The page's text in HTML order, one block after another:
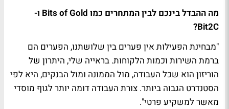
מה ההבדל בינכם לבין המתחרים כמו Bits of Gold ו-
Bit2C?
"מבחינת הפעילות אין פערים בין שלושתנו, הפערים הם
ברמת השירות וכמות הלקוחות. בראייה שלי, היתרון של
הוריזון הוא שכל העבודה, מול הממונה ומול הבנקים, היא לפי
הסטנדרט הגבוה ביותר. צורת העבודה דומה יותר לגוף מוסדי
מאשר למשקיע פרטי".